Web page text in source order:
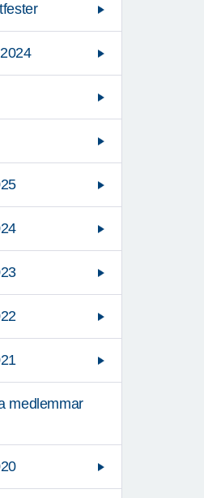
medlemmar